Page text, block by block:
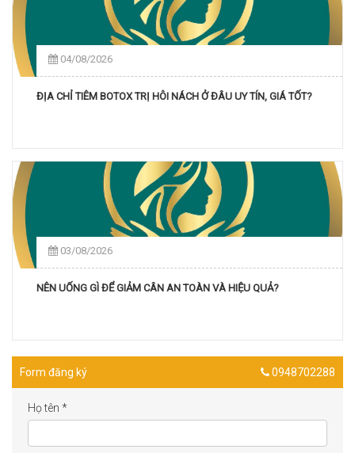
04/08/2026
ĐỊA CHỈ TIÊM BOTOX TRỊ HÔI NÁCH Ở ĐÂU UY TÍN, GIÁ TỐT?
03/08/2026
NÊN UỐNG GÌ ĐỂ GIẢM CÂN AN TOÀN VÀ HIỆU QUẢ?
Form đăng ký 0948702288
Họ tên *